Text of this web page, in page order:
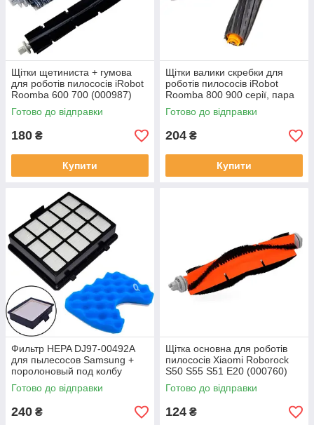
Щітки щетиниста + гумова
для роботів пилососів iRobot
Roomba 600 700 (000987)
Готово до відправки
180 ₴
Купити
Щітки валики скребки для
роботів пилососів iRobot
Roomba 800 900 серії, пара
(001001)
Готово до відправки
204 ₴
Купити
Фильтр HEPA DJ97-00492A
для пылесосов Samsung +
поролоновый под колбу
(000881)
Готово до відправки
240 ₴
Щітка основна для роботів
пилососів Xiaomi Roborock
S50 S55 S51 E20 (000760)
Готово до відправки
124 ₴